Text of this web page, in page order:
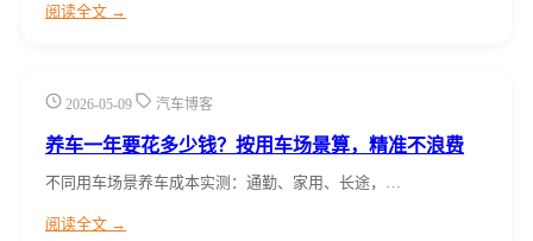
阅读全文 →
2026-05-09 汽车博客
养车一年要花多少钱？按用车场景算，精准不浪费
不同用车场景养车成本实测：通勤、家用、长途，…
阅读全文 →